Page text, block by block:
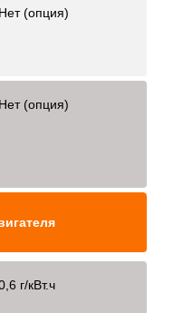
Нет (опция)
Нет (опция)
г/кВт.ч